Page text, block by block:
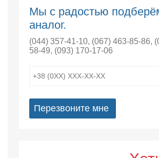
Мы с радостью
аналог.
(044) 357-41-10, (067) 463-85-86,
58-49, (093) 170-17-06
Перезвоните мне